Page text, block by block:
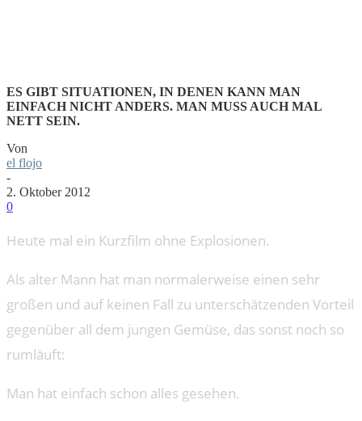
ES GIBT SITUATIONEN, IN DENEN KANN MAN
EINFACH NICHT ANDERS. MAN MUSS AUCH MAL
NETT SEIN.
Von
el flojo
-
2. Oktober 2012
0
Heute mal ein Kurzfilm ohne Explosionen.
Als alter Mann hat man normalerweise einen sehr
großen und auf keinen Fall zu unterschätzenden Vorteil
gegenüber all dem jungen Gemüse, das sonst noch so
rumläuft:
Man hat einfach schon alles gesehen.